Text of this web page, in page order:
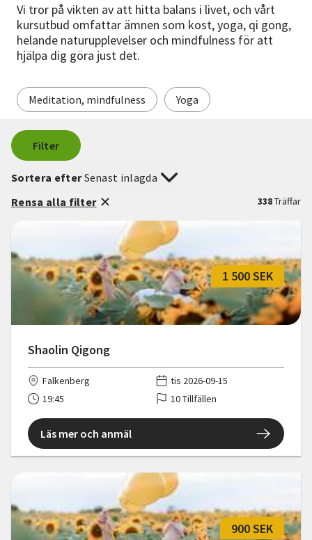
Vi tror på vikten av att hitta balans i livet, och vårt
kursutbud omfattar ämnen som kost, yoga, qi gong,
helande naturupplevelser och mindfulness för att
hjälpa dig göra just det.
Meditation, mindfulness Yoga
Filter
338Träffar
Sortera efterSenast inlagda
Rensa alla filter
Shaolin Qigong
1 500 SEK
Falkenberg
tis 2026-09-15
19:45
10 Tillfällen
Läs mer och anmäl
900 SEK